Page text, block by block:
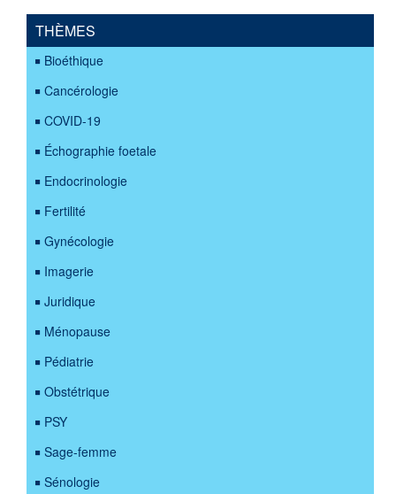
THÈMES
Bioéthique
Cancérologie
COVID-19
Échographie foetale
Endocrinologie
Fertilité
Gynécologie
Imagerie
Juridique
Ménopause
Pédiatrie
Obstétrique
PSY
Sage-femme
Sénologie